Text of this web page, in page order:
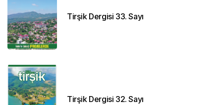
Tirşik Dergisi 33. Sayı
Tirşik Dergisi 32. Sayı